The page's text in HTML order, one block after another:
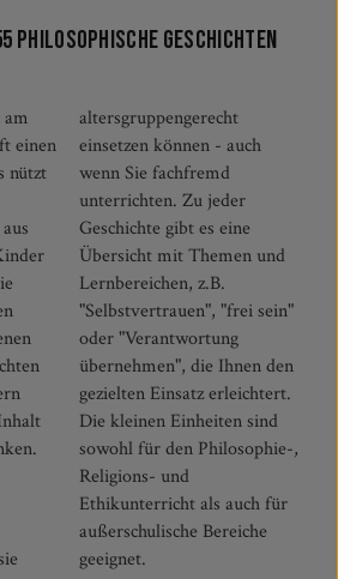
philosophische Geschichten
am
einen
nützt
auch
und
den
sind
,
geeignet.